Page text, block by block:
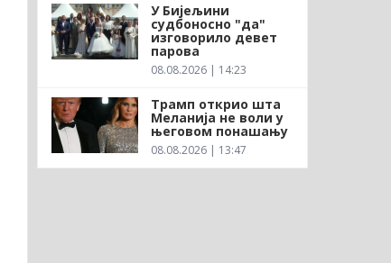
У Бијељини
судбоносно "да"
изговорило девет
парова
08.08.2026 | 14:23
Трамп открио шта
Меланија не воли у
његовом понашању
08.08.2026 | 13:47